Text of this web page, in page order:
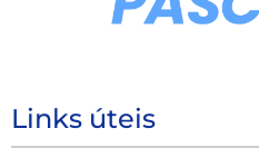
Links úteis